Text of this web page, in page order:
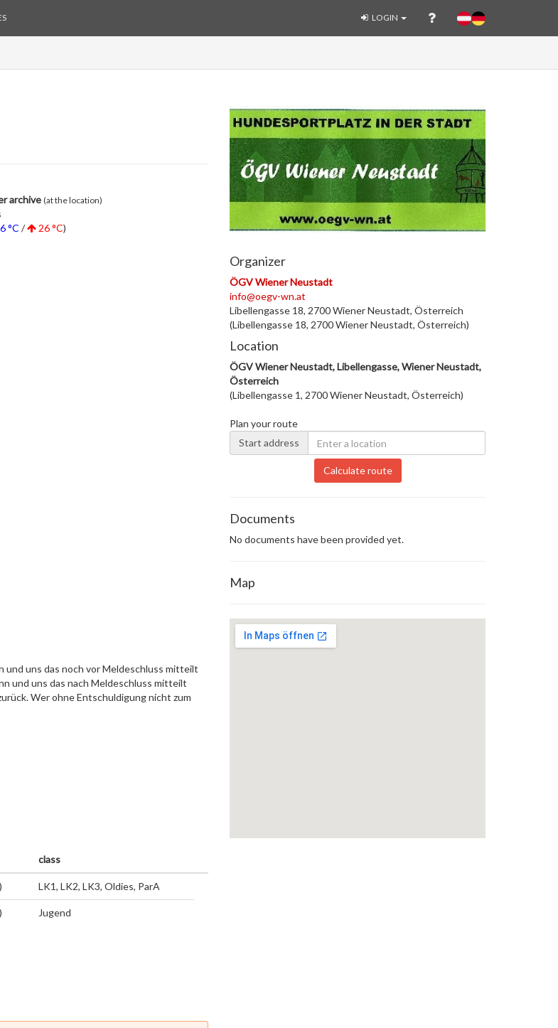
LOGIN
archive (at the location)
°C / 26 °C)
uns das noch vor Meldeschluss mitteilt
und uns das nach Meldeschluss mitteilt
Wer ohne Entschuldigung nicht zum
class
LK1, LK2, LK3, Oldies, ParA
Jugend
Organizer
ÖGV Wiener Neustadt
info@oegv-wn.at
Libellengasse 18, 2700 Wiener Neustadt, Österreich
(Libellengasse 18, 2700 Wiener Neustadt, Österreich)
Location
ÖGV Wiener Neustadt, Libellengasse, Wiener Neustadt,
Österreich
(Libellengasse 1, 2700 Wiener Neustadt, Österreich)
Plan your route
Start address
Calculate route
Documents
No documents have been provided yet.
Map